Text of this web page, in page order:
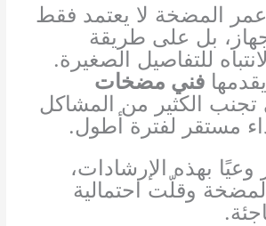
المضخة لا يعتمد فقط
بل على طريقة
للتفاصيل الصغيرة.
فني مضخات
الكثير من المشاكل
مستقر لفترة أطول.
وعيًا بهذه الإرشادات،
وقلّت احتمالية